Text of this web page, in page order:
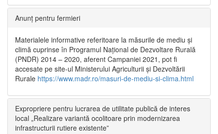
Anunț pentru fermieri
Materialele informative referitoare la măsurile de mediu și
climă cuprinse în Programul Național de Dezvoltare Rurală
(PNDR) 2014 – 2020, aferent Campaniei 2021, pot fi
accesate pe site-ul Ministerului Agriculturii și Dezvoltării
Rurale https://www.madr.ro/masuri-de-mediu-si-clima.html
Expropriere pentru lucrarea de utilitate publică de interes
local „Realizare variantă ocolitoare prin modernizarea
infrastructurii rutiere existente”